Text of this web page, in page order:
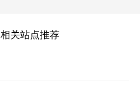
相关站点推荐